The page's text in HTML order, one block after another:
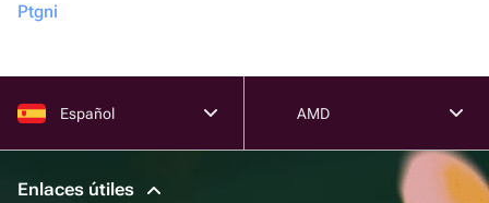
Ptgni
Español AMD
Enlaces útiles